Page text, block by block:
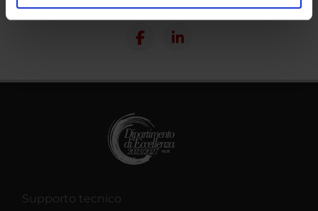
analizzare il nostro traffico. Condividiamo inoltre
nostri partner che si occupano di analisi dei dati web,
Supporto tecnico